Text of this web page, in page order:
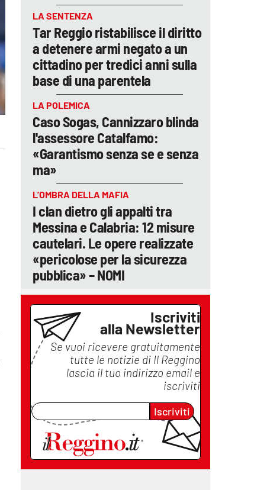
LA SENTENZA
Tar Reggio ristabilisce il diritto
a detenere armi negato a un
cittadino per tredici anni sulla
base di una parentela
LA POLEMICA
Caso Sogas, Cannizzaro blinda
l'assessore Catalfamo:
«Garantismo senza se e senza
ma»
L’OMBRA DELLA MAFIA
I clan dietro gli appalti tra
Messina e Calabria: 12 misure
cautelari. Le opere realizzate
«pericolose per la sicurezza
pubblica» – NOMI
Iscriviti
alla Newsletter
Se vuoi ricevere gratuitamente
tutte le notizie di Il Reggino
lascia il tuo indirizzo email e
iscriviti
Iscriviti